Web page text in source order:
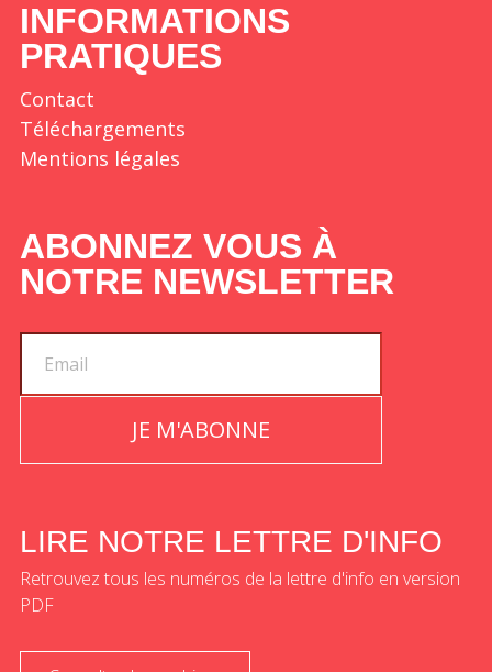
INFORMATIONS
PRATIQUES
Contact
Téléchargements
Mentions légales
ABONNEZ VOUS À
NOTRE NEWSLETTER
JE M'ABONNE
LIRE NOTRE LETTRE D'INFO
Retrouvez tous les numéros de la lettre d'info en version
PDF